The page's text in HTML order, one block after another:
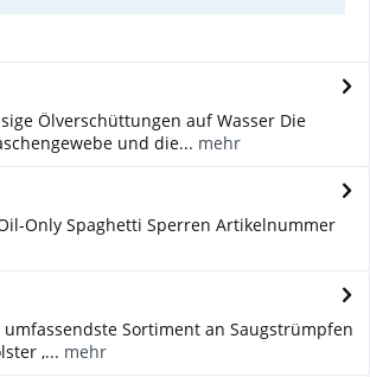
Ölverschüttungen auf Wasser Die
und die... mehr
Only Spaghetti Sperren Artikelnummer
umfassendste Sortiment an Saugstrümpfen
,... mehr